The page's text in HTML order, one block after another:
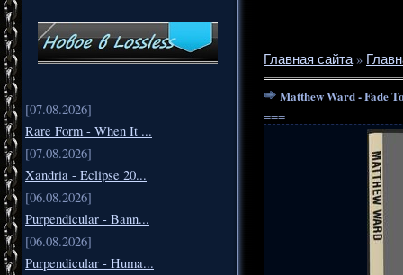
[07.08.2026]
Rare Form - When It ...
[07.08.2026]
Xandria - Eclipse 20...
[06.08.2026]
Purpendicular - Bann...
[06.08.2026]
Purpendicular - Huma...
Главная сайта»
Matthew Ward - Fade
===